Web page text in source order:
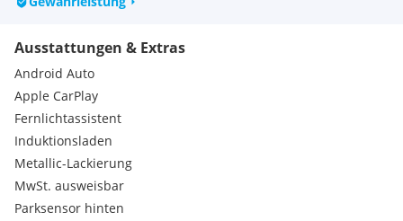
Ausstattungen & Extras
Android Auto
Apple CarPlay
Fernlichtassistent
Induktionsladen
Metallic-Lackierung
MwSt. ausweisbar
Parksensor hinten